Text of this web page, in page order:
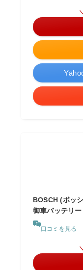
BOSCH (ボッ
御車バッテリ
口コミを見る